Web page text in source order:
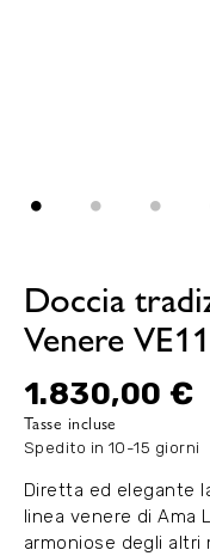
Doccia
Venere
1.830,00 €
Tasse incluse
Spedito in 10-15 giorni
Diretta ed elegante
linea venere di Ama
armoniose degli altri